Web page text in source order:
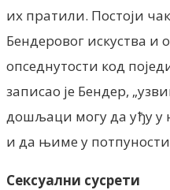
их пратили. Постоји
Бендеровог искуства и
опседнутости код
записао је Бендер,
дошљаци могу да уђу у
и да њиме у потпуности
Сексуални сусрети